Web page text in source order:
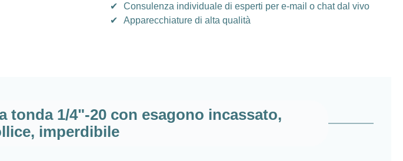
✔
Consulenza individuale di esperti per e-mail o chat dal vivo
✔
Apparecchiature di alta qualità
tonda 1/4"-20 con esagono incassato,
imperdibile